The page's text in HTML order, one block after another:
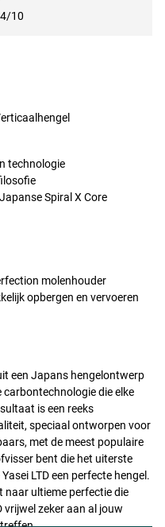
10
technologie
Spiral X Core
molenhouder
opbergen en vervoeren
een Japans hengelontwerp
die elke
is een reeks
speciaal ontworpen voor
met de meest populaire
bent die het uiterste
LTDeen perfecte hengel.
naar ultieme perfectie die
vrijwel zeker aan al jouw